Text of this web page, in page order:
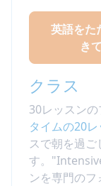
英語をた
き
クラス
30レッスンの
タイムの20
スで朝を過
す。
ンを専門のフ